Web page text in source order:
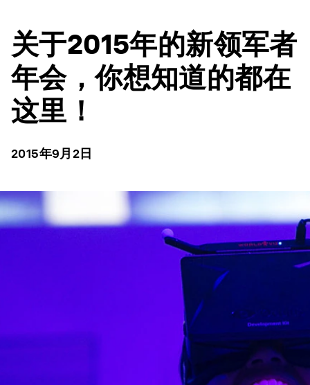
关于2015年的新领军者
年会，你想知道的都在
这里！
2015年9月2日